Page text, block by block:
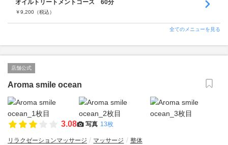
オイルトリートメントコース 60分
￥9,200 （税込）
全てのメニューを見る
店舗公式
Aroma smile ocean
3.08 写真 13枚
リラクゼーションマッサージ マッサージ 整体